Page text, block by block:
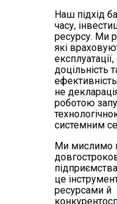
Наш підхід
часу,
ресурсу. Ми
які
доцільність
не
роботою
системним
Ми мислимо
це
ресурсами й